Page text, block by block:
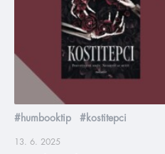
#humbooktip #kostitepci
13. 6. 2025